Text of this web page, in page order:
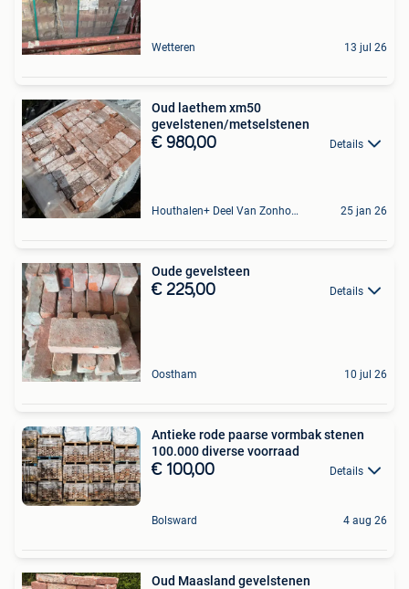
Wetteren 13 jul 26
Oud laethem xm50
gevelstenen/metselstenen
€ 980,00 Details
Houthalen+ Deel Van Zonhoven En Zolder 25 jan 26
Oude gevelsteen
€ 225,00 Details
Oostham 10 jul 26
Antieke rode paarse vormbak stenen
100.000 diverse voorraad
€ 100,00 Details
Bolsward 4 aug 26
Oud Maasland gevelstenen